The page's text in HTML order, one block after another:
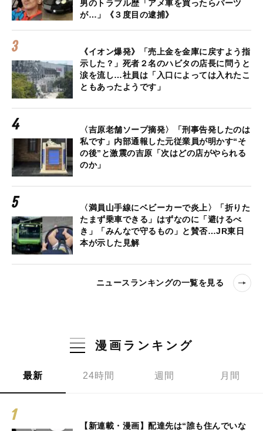
男のトラブル歴「アメ車を買ったらパーツ
が…」《３度目の逮捕》
《イオン爆発》「売上金を金庫に戻すよう指
示した？」死者２名のハビタの店長に問うと
涙を流し…社員は「入口によっては入れたこ
ともあったようです」
〈吉原老舗ソープ摘発〉「刑事告発したのは
私です」内部通報した元従業員が明かす“そ
の後”と激震の吉原「次はどの店がやられる
のか」
〈満員山手線にベビーカーで炎上〉「折りた
たまず乗車できる」はずなのに「避けるべ
き」「みんなで守るもの」と賛否…JR東日
本が示した見解
ニュースランキングの一覧を見る
漫画ランキング
最新 24時間 週間 月間
【新連載・漫画】配達先は“誰も住んでいな